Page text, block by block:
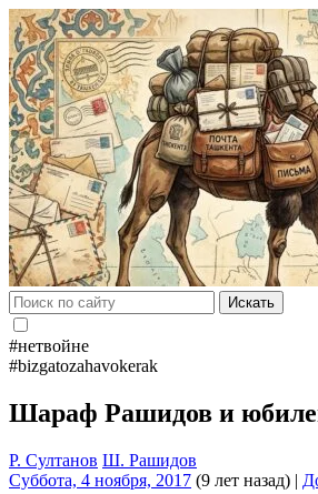
Искать
#нетвойне
#bizgatozahavokerak
Шараф Рашидов и
Р. Султанов Ш. Рашидов
Суббота, 4 ноября, 2017 (9 лет назад) |